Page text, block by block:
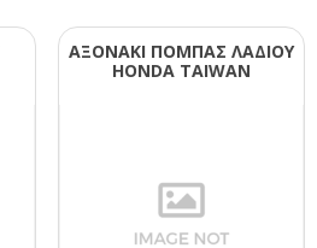
ΑΞΟΝΑΚΙ ΠΟΜΠΑΣ ΛΑΔΙΟΥ
ΗΟΝDΑ ΤΑΙWΑΝ